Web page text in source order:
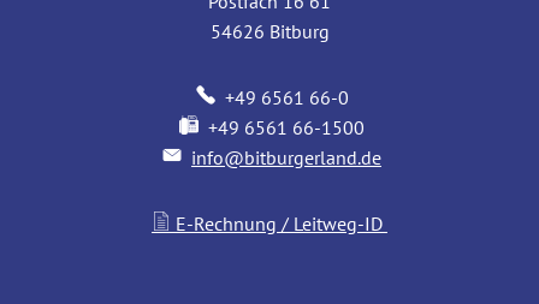
54626 Bitburg
+49 6561 66-0
+49 6561 66-1500
info@bitburgerland.de
E-Rechnung / Leitweg-ID